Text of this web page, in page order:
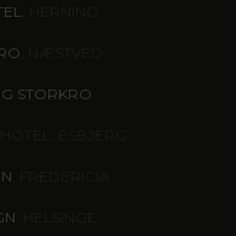
, HERNING
STORKRO